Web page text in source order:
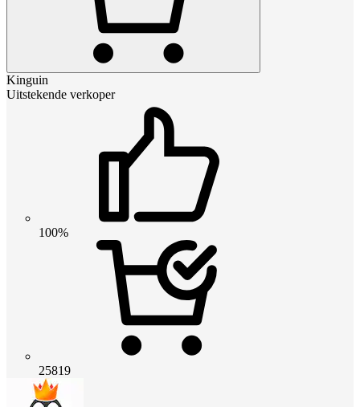
Kinguin
Uitstekende verkoper
100%
25819